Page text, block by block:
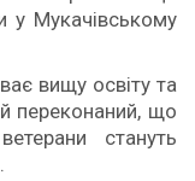
у Мукачівському
вищу освіту та
переконаний, що
стануть